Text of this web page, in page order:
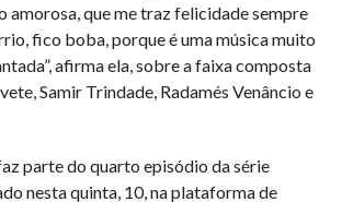
amorosa, que me traz felicidade sempre
fico boba, porque é uma música muito
afirma ela, sobre a faixa composta
Samir Trindade, Radamés Venâncio e
parte do quarto episódio da série
nesta quinta, 10, na plataforma de